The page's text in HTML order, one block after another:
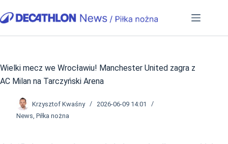
do
Wielki mecz we Wrocławiu! Manchester United zagra z
AC Milan na Tarczyński Arena
Krzysztof Kwaśny
2026-06-09 14:01
News, Piłka nożna